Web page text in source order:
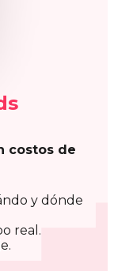
desde
Demo